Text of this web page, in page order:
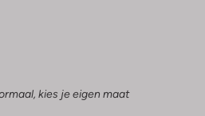
kies je eigen maat